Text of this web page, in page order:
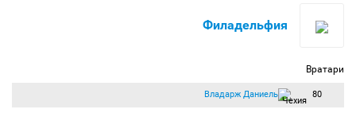
Филадельфия
Вратари
Владарж Даниель 80